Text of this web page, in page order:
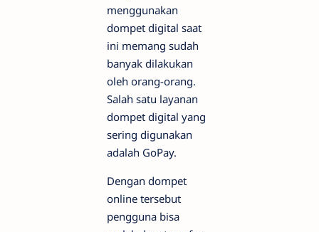
menggunakan
dompet digital saat
ini memang sudah
banyak dilakukan
oleh orang-orang.
Salah satu layanan
dompet digital yang
sering digunakan
adalah GoPay.
Dengan dompet
online tersebut
pengguna bisa